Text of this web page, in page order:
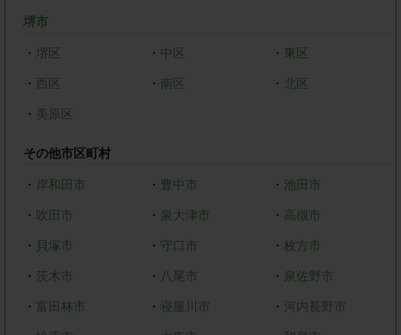
堺市
・ 堺区 ・ 中区 ・ 東区
・ 西区 ・ 南区 ・ 北区
・ 美原区
その他市区町村
・ 岸和田市 ・ 豊中市 ・ 池田市
・ 吹田市 ・ 泉大津市 ・ 高槻市
・ 貝塚市 ・ 守口市 ・枚方市
・ 茨木市 ・ 八尾市 ・ 泉佐野市
・ 富田林市 ・ 寝屋川市 ・ 河内長野市